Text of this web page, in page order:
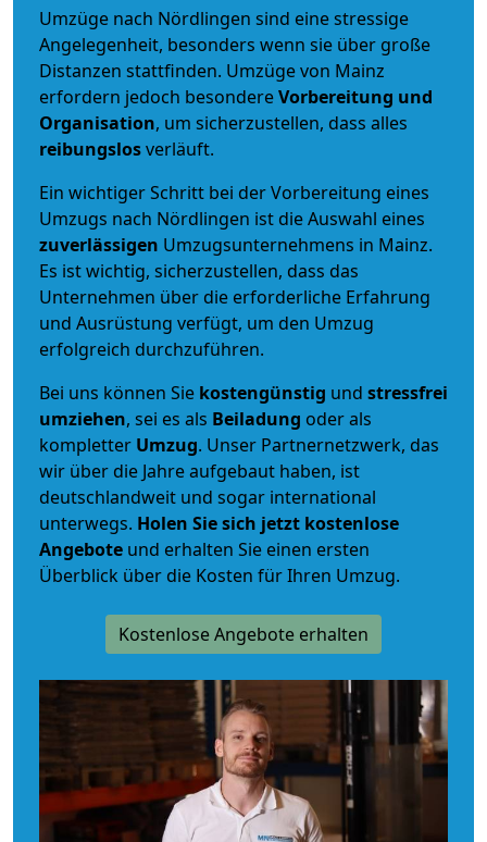
Umzüge nach Nördlingen sind eine stressige
Angelegenheit, besonders wenn sie über große
Distanzen stattfinden. Umzüge von Mainz
erfordern jedoch besondereVorbereitung und
Organisation, um sicherzustellen, dass alles
reibungslosverläuft.
Ein wichtiger Schritt bei der Vorbereitung eines
Umzugs nach Nördlingen ist die Auswahl eines
zuverlässigen Umzugsunternehmens in Mainz.
Es ist wichtig, sicherzustellen, dass das
Unternehmen über die erforderliche Erfahrung
und Ausrüstung verfügt, um den Umzug
erfolgreich durchzuführen.
Bei uns können Sie kostengünstig und stressfrei
umziehen, sei es als Beiladung oder als
kompletter Umzug. Unser Partnernetzwerk, das
wir über die Jahre aufgebaut haben, ist
deutschlandweit und sogar international
unterwegs. Holen Sie sich jetzt kostenlose
Angebote und erhalten Sie einen ersten
Überblick über die Kosten für Ihren Umzug.
Kostenlose Angebote erhalten